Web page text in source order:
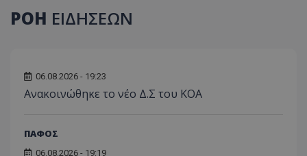
ΡΟΗ ΕΙΔΗΣΕΩΝ
06.08.2026 - 19:23
Aνακοινώθηκε το νέο Δ.Σ του ΚΟΑ
ΠΑΦΟΣ
06.08.2026 - 19:19